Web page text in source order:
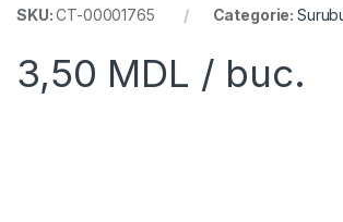
SKU:CT-00001765 Categorie:
3,50 MDL / buc.